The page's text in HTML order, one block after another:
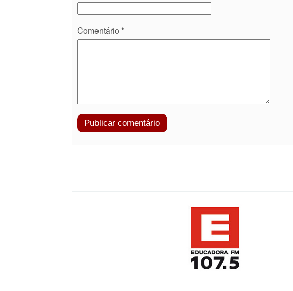
Comentário *